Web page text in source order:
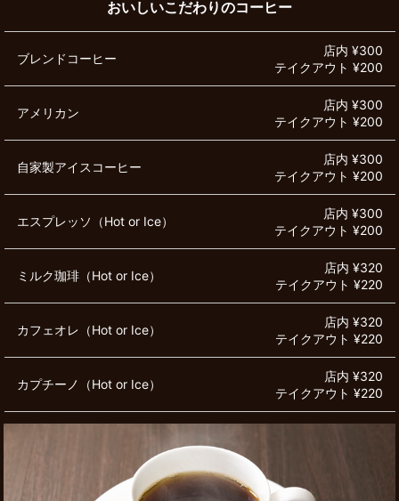
おいしいこだわりのコーヒー
ブレンドコーヒー
店内 ¥300
テイクアウト ¥200
アメリカン
店内 ¥300
テイクアウト ¥200
自家製アイスコーヒー
店内 ¥300
テイクアウト ¥200
エスプレッソ（Hot or Ice）
店内 ¥300
テイクアウト ¥200
ミルク珈琲（Hot or Ice）
店内 ¥320
テイクアウト ¥220
カフェオレ（Hot or Ice）
店内 ¥320
テイクアウト ¥220
カプチーノ（Hot or Ice）
店内 ¥320
テイクアウト ¥220